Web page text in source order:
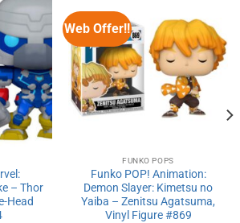
– Thor
Head
Web Offer!!
FUNKO POPS
Funko POP! Animation:
Demon Slayer: Kimetsu no
Yaiba – Zenitsu Agatsuma,
Vinyl Figure #869